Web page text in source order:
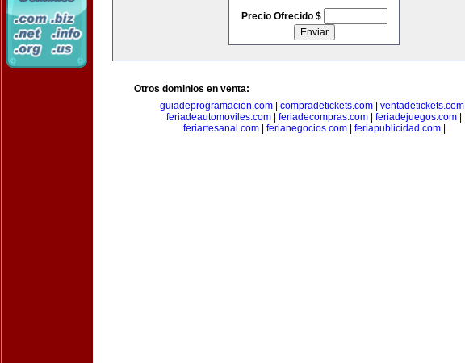
Precio Ofrecido $
Otros dominios en venta:
guiadeprogramacion.com| compradetickets.com| ventadetickets.com|
feriadeautomoviles.com
feriadecompras.com feriadejuegos.com
feriartesanal.com| ferianegocios.com| feriapublicidad.com|